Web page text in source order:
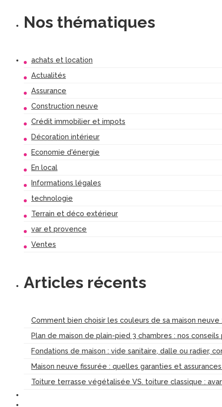
Nos thématiques
achats et location
Actualités
Assurance
Construction neuve
Crédit immobilier et impots
Décoration intérieur
Economie d'énergie
En local
Informations légales
technologie
Terrain et déco extérieur
var et provence
Ventes
Articles récents
Comment bien choisir les couleurs de sa maison
Plan de maison de plain-pied 3 chambres : nos
Fondations de maison : vide sanitaire, dalle ou radier,
Maison neuve fissurée : quelles garanties et
Toiture terrasse végétalisée VS. toiture classique :